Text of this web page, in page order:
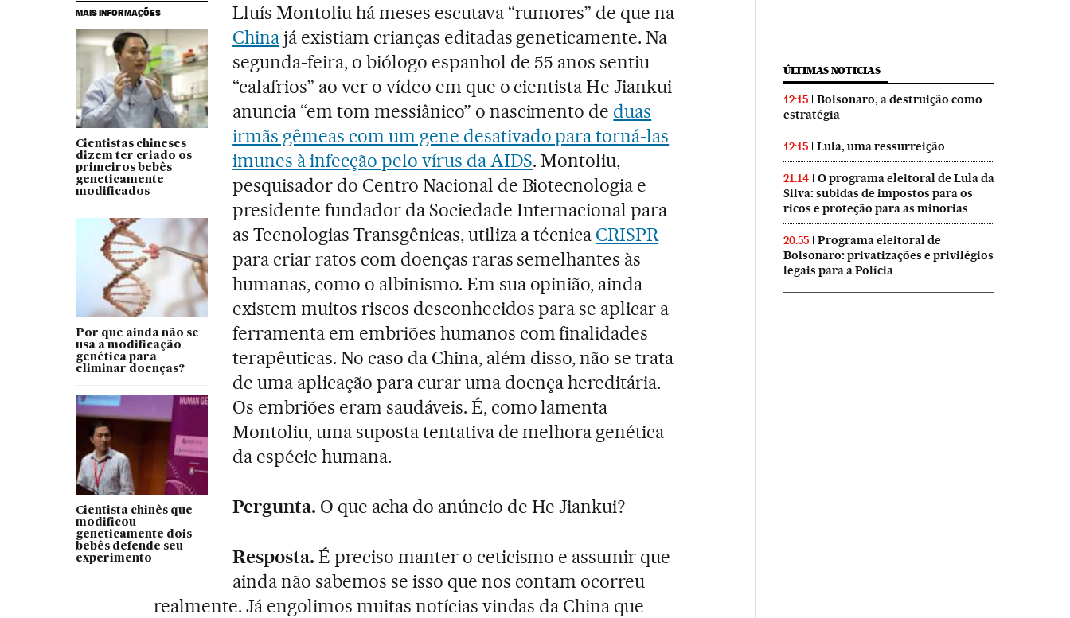
MAIS INFORMAÇÕES
Cientistas chineses
dizem ter criado os
primeiros bebês
geneticamente
modificados
Por que ainda não se
usa a modificação
genética para
eliminar doenças?
Cientista chinês que
modificou
geneticamente dois
bebês defende seu
experimento
Lluís Montoliu há meses escutava “rumores” de que na
Chinajá existiam crianças editadas geneticamente. Na
segunda-feira, o biólogo espanhol de 55 anos sentiu
“calafrios” ao ver o vídeo em que o cientista He Jiankui
anuncia “em tom messiânico” o nascimento de duas
irmãs gêmeas com um gene desativado para torná-las
imunes à infecção pelo vírus da AIDS. Montoliu,
pesquisador do Centro Nacional de Biotecnologia e
presidente fundador da Sociedade Internacional para
as Tecnologias Transgênicas, utiliza a técnica CRISPR
para criar ratos com doenças raras semelhantes às
humanas, como o albinismo. Em sua opinião, ainda
existem muitos riscos desconhecidos para se aplicar a
ferramenta em embriões humanos com finalidades
terapêuticas. No caso da China, além disso, não se trata
de uma aplicação para curar uma doença hereditária.
Os embriões eram saudáveis. É, como lamenta
Montoliu, uma suposta tentativa de melhora genética
da espécie humana.
Pergunta. O que acha do anúncio de He Jiankui?
Resposta. É preciso manter o ceticismo e assumir que
ainda não sabemos se isso que nos contam ocorreu
realmente. Já engolimos muitas notícias vindas da China que
ÚLTIMAS NOTICIAS
12:15
Bolsonaro, a destruição como
estratégia
12:15 Lula, uma ressurreição
21:14
O programa eleitoral de Lula da
Silva: subidas de impostos para os
ricos e proteção para as minorias
20:55
Programa eleitoral de
Bolsonaro: privatizações e privilégios
legais para a Polícia